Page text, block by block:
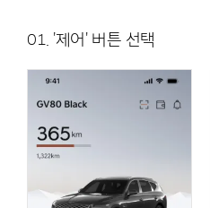
01. '제어' 버튼 선택